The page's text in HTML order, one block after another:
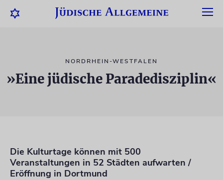
NORDRHEIN-WESTFALEN
»Eine jüdische Paradedisziplin«
Die Kulturtage können mit 500
Veranstaltungen in 52 Städten aufwarten /
Eröffnung in Dortmund